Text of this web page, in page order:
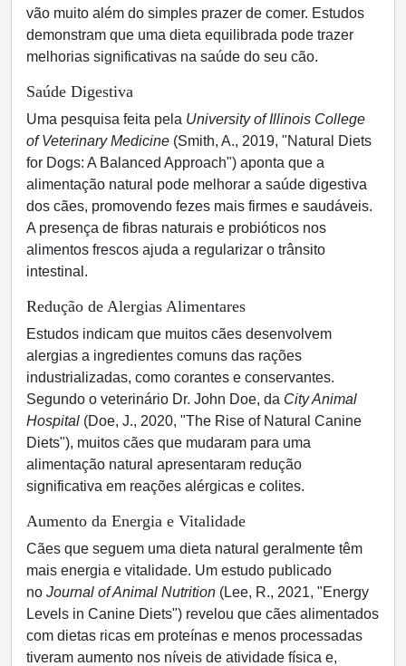
vão muito além do simples prazer de comer. Estudos
demonstram que uma dieta equilibrada pode trazer
melhorias significativas na saúde do seu cão.
Saúde Digestiva
Uma pesquisa feita pela University of Illinois College
of Veterinary Medicine (Smith, A., 2019, "Natural Diets
for Dogs: A Balanced Approach") aponta que a
alimentação natural pode melhorar a saúde digestiva
dos cães, promovendo fezes mais firmes e saudáveis.
A presença de fibras naturais e probióticos nos
alimentos frescos ajuda a regularizar o trânsito
intestinal.
Redução de Alergias Alimentares
Estudos indicam que muitos cães desenvolvem
alergias a ingredientes comuns das rações
industrializadas, como corantes e conservantes.
Segundo o veterinário Dr. John Doe, da City Animal
Hospital (Doe, J., 2020, "The Rise of Natural Canine
Diets"), muitos cães que mudaram para uma
alimentação natural apresentaram redução
significativa em reações alérgicas e colites.
Aumento da Energia e Vitalidade
Cães que seguem uma dieta natural geralmente têm
mais energia e vitalidade. Um estudo publicado
no Journal of Animal Nutrition (Lee, R., 2021, "Energy
Levels in Canine Diets") revelou que cães alimentados
com dietas ricas em proteínas e menos processadas
tiveram aumento nos níveis de atividade física e,